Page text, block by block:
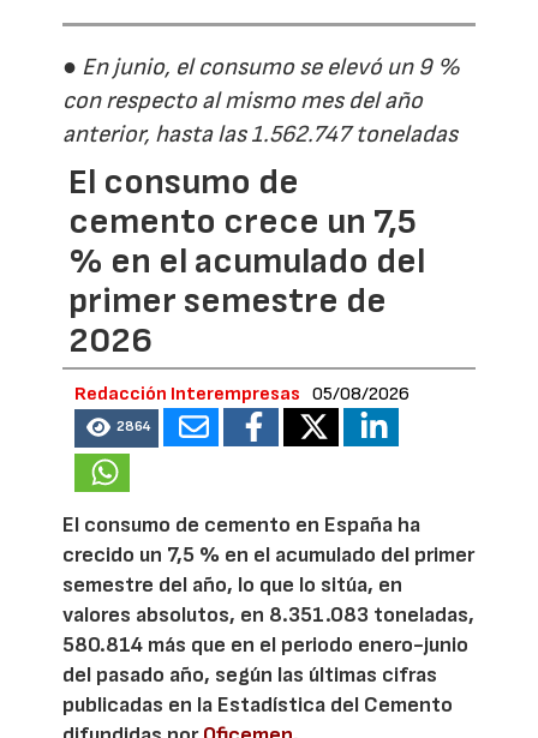
● En junio, el consumo se elevó un 9 %
con respecto al mismo mes del año
anterior, hasta las 1.562.747 toneladas
El consumo de
cemento crece un 7,5
% en el acumulado del
primer semestre de
2026
Redacción Interempresas 05/08/2026
2864
El consumo de cemento en España ha
crecido un 7,5 % en el acumulado del primer
semestre del año, lo que lo sitúa, en
valores absolutos, en 8.351.083 toneladas,
580.814 más que en el periodo enero-junio
del pasado año, según las últimas cifras
publicadas en la Estadística del Cemento